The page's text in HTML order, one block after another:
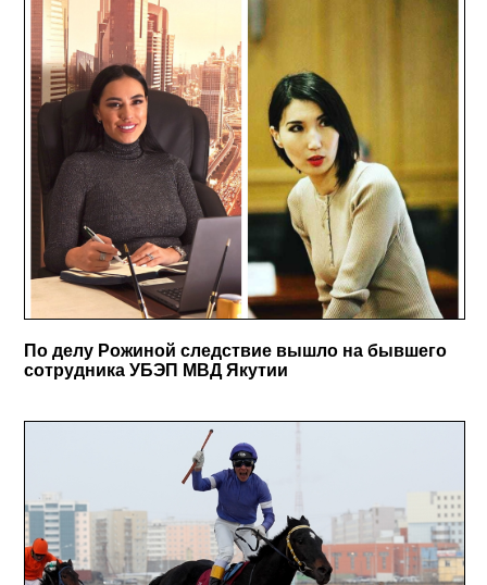
По делу Рожиной следствие вышло на бывшего
сотрудника УБЭП МВД Якутии